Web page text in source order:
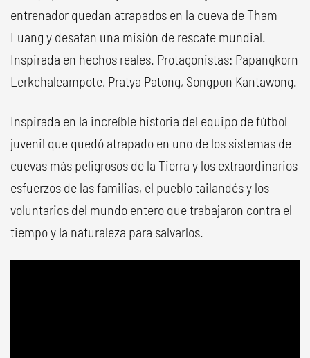
entrenador quedan atrapados en la cueva de Tham
Luang y desatan una misión de rescate mundial.
Inspirada en hechos reales. Protagonistas: Papangkorn
Lerkchaleampote, Pratya Patong, Songpon Kantawong.
Inspirada en la increíble historia del equipo de fútbol
juvenil que quedó atrapado en uno de los sistemas de
cuevas más peligrosos de la Tierra y los extraordinarios
esfuerzos de las familias, el pueblo tailandés y los
voluntarios del mundo entero que trabajaron contra el
tiempo y la naturaleza para salvarlos.